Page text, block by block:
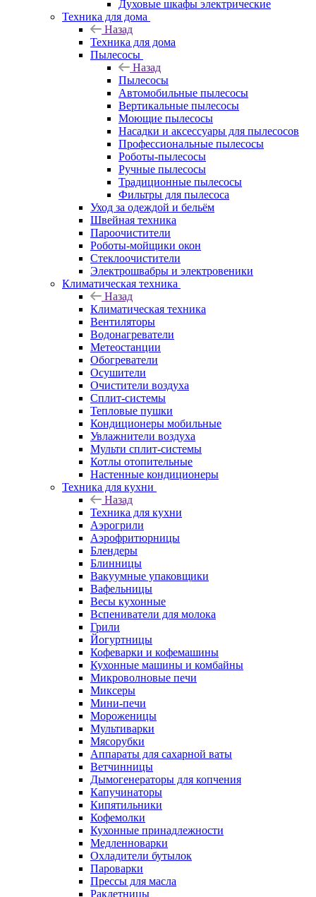
Духовые шкафы электрические
Техника для дома
Назад
Техника для дома
Пылесосы
Назад
Пылесосы
Автомобильные пылесосы
Вертикальные пылесосы
Моющие пылесосы
Насадки и аксессуары для пылесосов
Профессиональные пылесосы
Роботы-пылесосы
Ручные пылесосы
Традиционные пылесосы
Фильтры для пылесоса
Уход за одеждой и бельём
Швейная техника
Пароочистители
Роботы-мойщики окон
Стеклоочистители
Электрошвабры и электровеники
Климатическая техника
Назад
Климатическая техника
Вентиляторы
Водонагреватели
Метеостанции
Обогреватели
Осушители
Очистители воздуха
Сплит-системы
Тепловые пушки
Кондиционеры мобильные
Увлажнители воздуха
Мульти сплит-системы
Котлы отопительные
Настенные кондиционеры
Техника для кухни
Назад
Техника для кухни
Аэрогрили
Аэрофритюрницы
Блендеры
Блинницы
Вакуумные упаковщики
Вафельницы
Весы кухонные
Вспениватели для молока
Грили
Йогуртницы
Кофеварки и кофемашины
Кухонные машины и комбайны
Микроволновые печи
Миксеры
Мини-печи
Мороженицы
Мультиварки
Мясорубки
Аппараты для сахарной ваты
Ветчинницы
Дымогенераторы для копчения
Капучинаторы
Кипятильники
Кофемолки
Кухонные принадлежности
Медленноварки
Охладители бутылок
Пароварки
Прессы для масла
Раклетницы